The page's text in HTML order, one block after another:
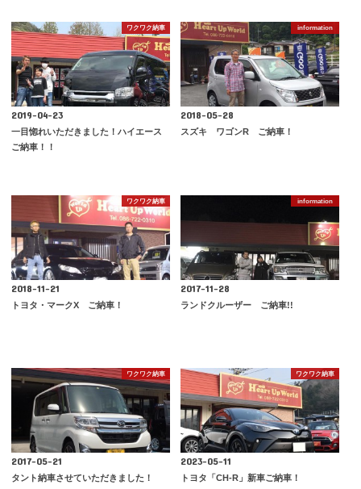
ワクワク納車
2019-04-23
一目惚れいただきました！ハイエース
ご納車！！
information
2018-05-28
スズキ ワゴンR ご納車！
ワクワク納車
2018-11-21
トヨタ・マークX ご納車！
information
2017-11-28
ランドクルーザー ご納車!!
ワクワク納車
2017-05-21
タント納車させていただきました！
ワクワク納車
2023-05-11
トヨタ「CH-R」新車ご納車！